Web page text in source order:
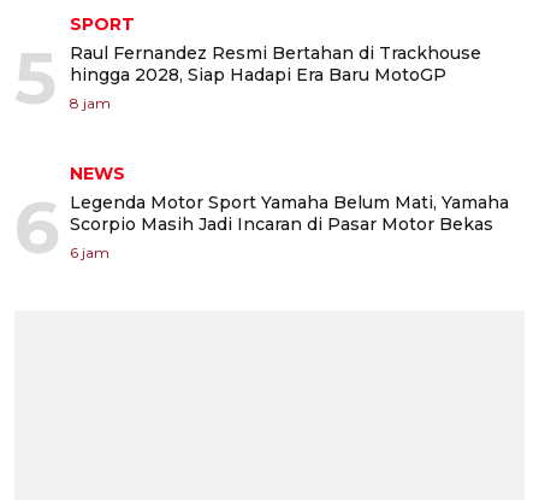
5
SPORT
Raul Fernandez Resmi Bertahan di Trackhouse
hingga 2028, Siap Hadapi Era Baru MotoGP
8 jam
6
NEWS
Legenda Motor Sport Yamaha Belum Mati, Yamaha
Scorpio Masih Jadi Incaran di Pasar Motor Bekas
6 jam